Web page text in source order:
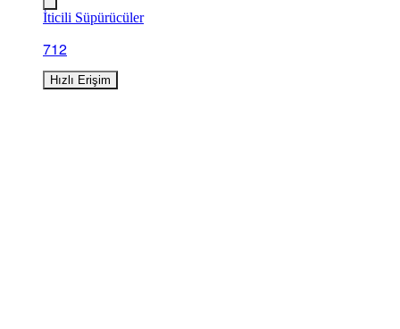
İticili Süpürücüler
712
Hızlı Erişim